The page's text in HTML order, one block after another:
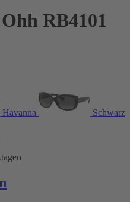
RB4101
Havanna
Schwarz